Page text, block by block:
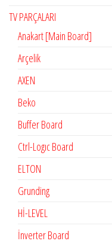
TV PARÇALARI
Anakart [Main Board]
Arçelik
AXEN
Beko
Buffer Board
Ctrl-Logıc Board
ELTON
Grunding
Hİ-LEVEL
İnverter Board